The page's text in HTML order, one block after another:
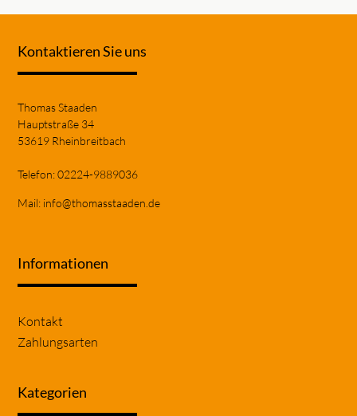
Kontaktieren Sie uns
Thomas Staaden
Hauptstraße 34
53619 Rheinbreitbach
Telefon: 02224-9889036
Mail: info@thomasstaaden.de
Informationen
Navigation
überspringen
Kontakt
Zahlungsarten
Kategorien